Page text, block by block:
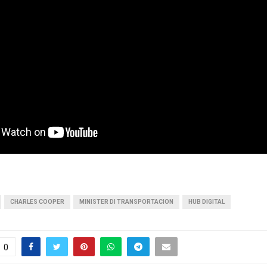
CHARLES COOPER MINISTER DI TRANSPORTACION HUB DIGITAL
0